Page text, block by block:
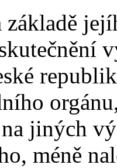
základě
jiných
méně